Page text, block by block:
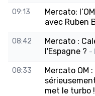
09:13
Mercato:
avec Ruben
08:42
Mercato :
l'Espagne ? -
08:33
Mercato OM
met le turbo !